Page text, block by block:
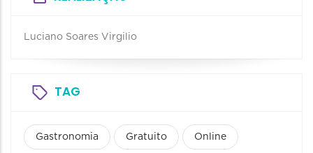
Luciano Soares Virgilio
TAG
Gastronomia Gratuito Online